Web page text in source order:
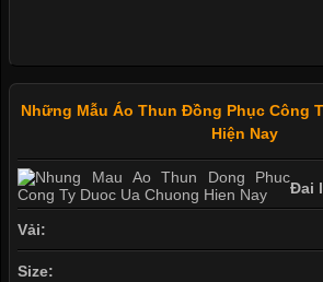
Những Mẫu Áo Thun Đồng Phục Công
Hiện Nay
Đai
Vải:
Size: